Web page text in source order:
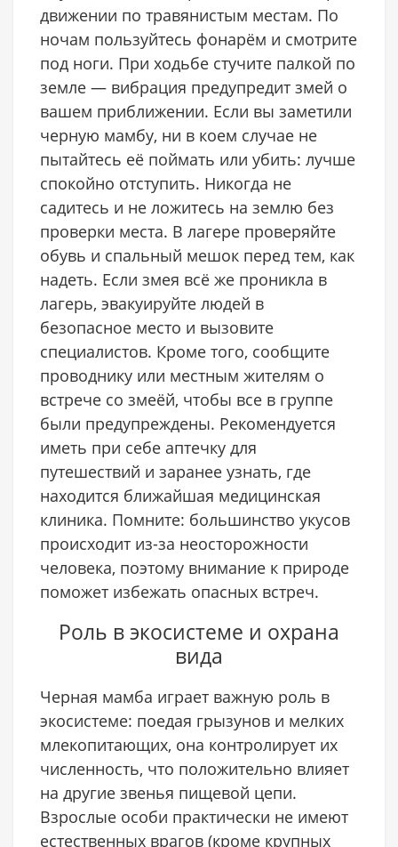
движении по травянистым местам. По
ночам пользуйтесь фонарём и смотрите
под ноги. При ходьбе стучите палкой по
земле — вибрация предупредит змей о
вашем приближении. Если вы заметили
черную мамбу, ни в коем случае не
пытайтесь её поймать или убить: лучше
спокойно отступить. Никогда не
садитесь и не ложитесь на землю без
проверки места. В лагере проверяйте
обувь и спальный мешок перед тем, как
надеть. Если змея всё же проникла в
лагерь, эвакуируйте людей в
безопасное место и вызовите
специалистов. Кроме того, сообщите
проводнику или местным жителям о
встрече со змеёй, чтобы все в группе
были предупреждены. Рекомендуется
иметь при себе аптечку для
путешествий и заранее узнать, где
находится ближайшая медицинская
клиника. Помните: большинство укусов
происходит из-за неосторожности
человека, поэтому внимание к природе
поможет избежать опасных встреч.
Роль в экосистеме и охрана
вида
Черная мамба играет важную роль в
экосистеме: поедая грызунов и мелких
млекопитающих, она контролирует их
численность, что положительно влияет
на другие звенья пищевой цепи.
Взрослые особи практически не имеют
естественных врагов (кроме крупных